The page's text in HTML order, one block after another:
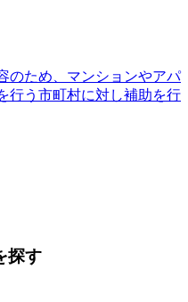
のため、マンションやアパ
行う市町村に対し補助を行
探す